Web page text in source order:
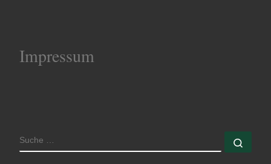
Impressum
SUCHE